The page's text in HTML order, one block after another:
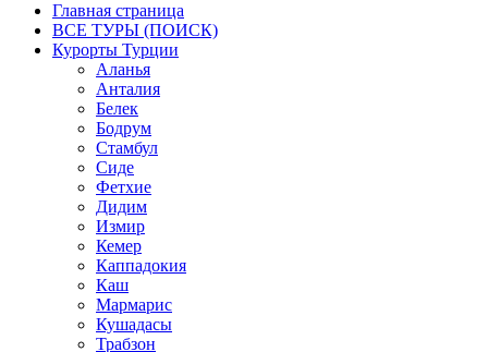
Главная страница
ВСЕ ТУРЫ (ПОИСК)
Курорты Турции
Аланья
Анталия
Белек
Бодрум
Стамбул
Сиде
Фетхие
Дидим
Измир
Кемер
Каппадокия
Каш
Мармарис
Кушадасы
Трабзон